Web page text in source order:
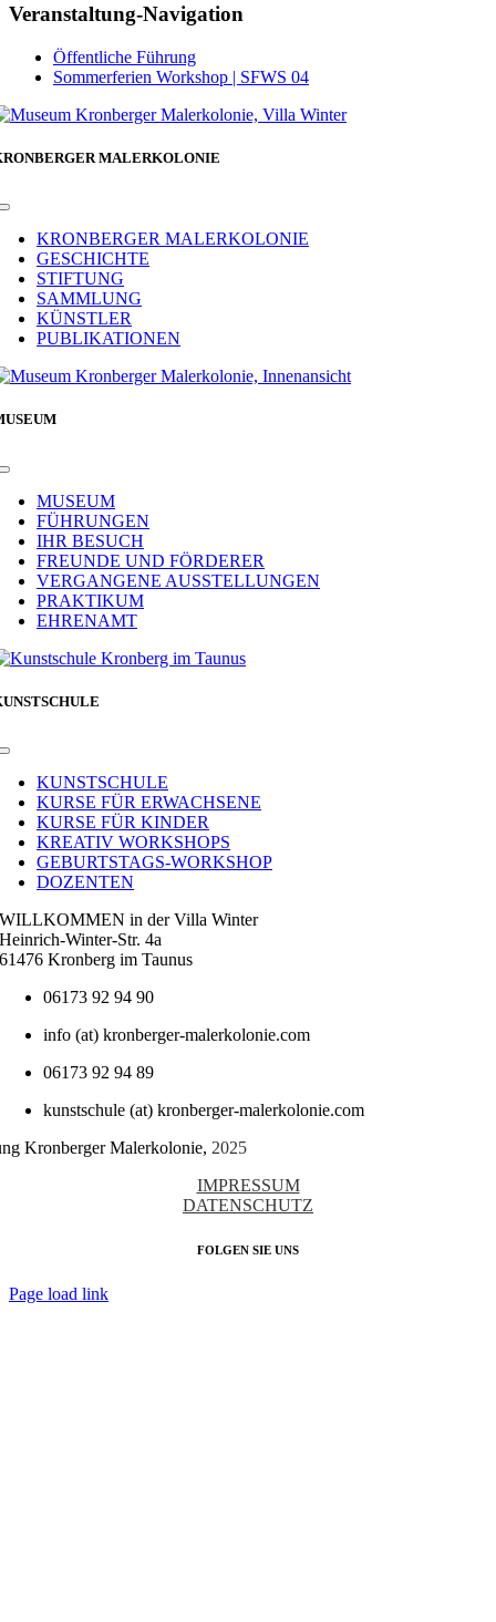
Facebook
Veranstaltung-Navigation
Öffentliche Führung
Sommerferien Workshop | SFWS 04
MALERKOLONIE
Toggle
NavigationKRONBERGER MALERKOLONIE
GESCHICHTE
STIFTUNG
SAMMLUNG
KÜNSTLER
PUBLIKATIONEN
Toggle
NavigationMUSEUM
FÜHRUNGEN
IHR BESUCH
FREUNDE UND FÖRDERER
VERGANGENE AUSSTELLUNGEN
PRAKTIKUM
EHRENAMT
Toggle
NavigationKUNSTSCHULE
KURSE FÜR ERWACHSENE
KURSE FÜR KINDER
KREATIV WORKSHOPS
GEBURTSTAGS-WORKSHOP
DOZENTEN
WILLKOMMEN in der Villa Winter
Heinrich-Winter-Str. 4a
61476 Kronberg im Taunus
06173 92 94 90
info (at) kronberger-malerkolonie.com
06173 92 94 89
kunstschule (at) kronberger-malerkolonie.com
Kronberger Malerkolonie, 2025
IMPRESSUM
DATENSCHUTZ
FOLGEN SIE UNS
Page load link